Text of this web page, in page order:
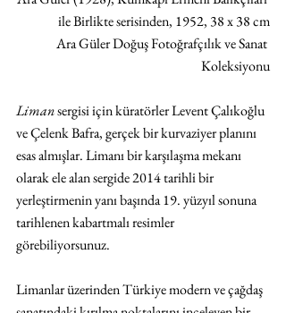
ile Birlikte serisinden, 1952, 38 x 38 cm
Ara Güler Doğuş Fotoğrafçılık ve Sanat
Koleksiyonu
Liman sergisi için küratörler Levent Çalıkoğlu
ve Çelenk Bafra, gerçek bir kurvaziyer planını
esas almışlar. Limanı bir karşılaşma mekanı
olarak ele alan sergide 2014 tarihli bir
yerleştirmenin yanı başında 19. yüzyıl sonuna
tarihlenen kabartmalı resimler
görebiliyorsunuz.
Limanlar üzerinden Türkiye modern ve çağdaş